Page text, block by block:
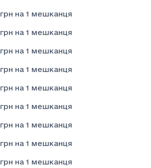
грн на 1 мешканця
грн на 1 мешканця
грн на 1 мешканця
грн на 1 мешканця
грн на 1 мешканця
грн на 1 мешканця
грн на 1 мешканця
грн на 1 мешканця
грн на 1 мешканця